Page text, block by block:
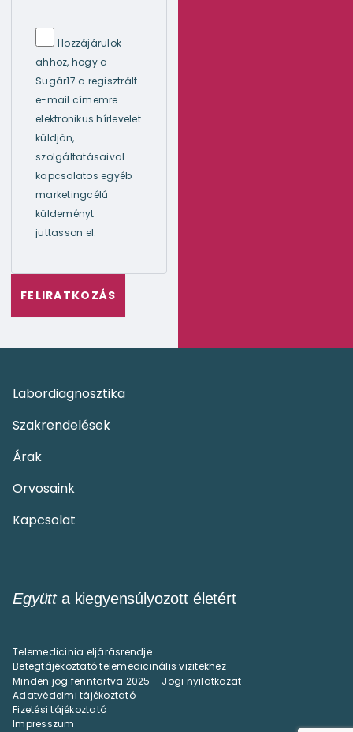
Hozzájárulok
ahhoz, hogy a
Sugár17 a regisztrált
e-mail címemre
elektronikus hírlevelet
küldjön,
szolgáltatásaival
kapcsolatos egyéb
marketingcélú
küldeményt
juttasson el.
Labordiagnosztika
Szakrendelések
Árak
Orvosaink
Kapcsolat
Együtta kiegyensúlyozott életért
Telemedicinia eljárásrendje
Betegtájékoztató telemedicinális vizitekhez
Minden jog fenntartva 2025 – Jogi nyilatkozat
Adatvédelmi tájékoztató
Fizetési tájékoztató
Impresszum